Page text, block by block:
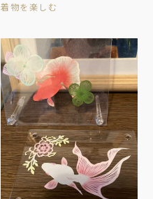
着物を楽しむ